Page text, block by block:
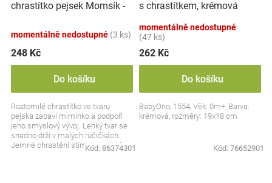
chrastítko pejsek Momsík -
momentálně nedostupné (3 ks)
248 Kč
Do košíku
Roztomilé chrastítko ve tvaru
pejska zabaví miminko a podpoří
jeho smyslový vývoj. Lehký tvar se
snadno drží v malých ručičkách.
Jemné chrastění stimuluje sluch a
Kód: 86374301
s chrastítkem, krémová
momentálně nedostupné
(47 ks)
262 Kč
Do košíku
BabyOno, 1554, Věk: 0m+, Barva:
krémová, rozměry: 19x18 cm
Kód: 76652901